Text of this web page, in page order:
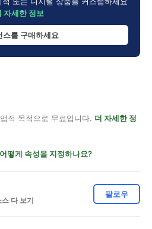
자세한 정보
스를 구매하세요
적 목적으로 무료입니다. 더 자세한 정
어떻게 속성을 지정하나요?
다 보기
팔로우